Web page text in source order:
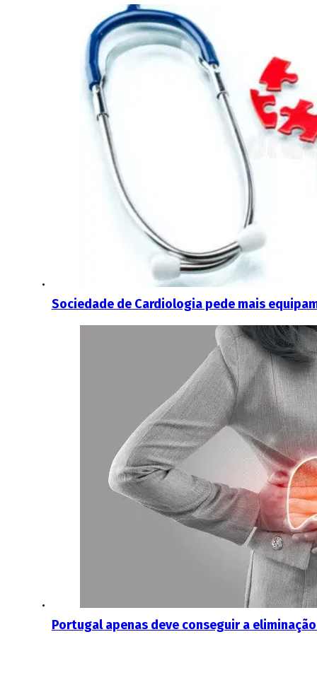
Sociedade de Cardiologia pede mais
Portugal apenas deve conseguir a